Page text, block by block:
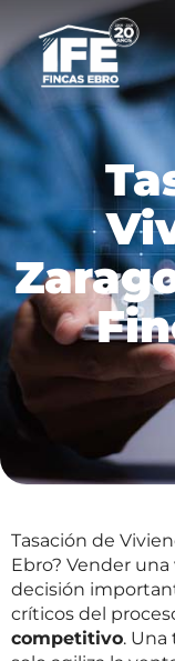
Tasación de
Ebro? Vender
decisión
críticos del
competitivo. Una